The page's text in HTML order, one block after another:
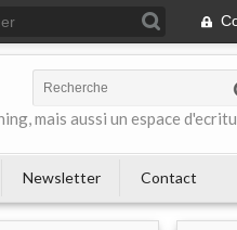
mais aussi un espace
Newsletter Contact